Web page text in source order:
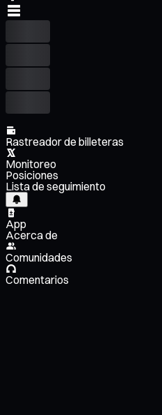
Rastreador de billeteras
Monitoreo
Posiciones
Lista de seguimiento
App
Acerca de
Comunidades
Comentarios